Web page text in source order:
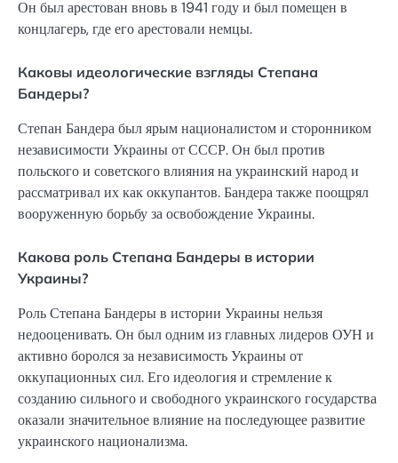
Он был арестован вновь в 1941 году и был помещен в
концлагерь, где его арестовали немцы.
Каковы идеологические взгляды Степана
Бандеры?
Степан Бандера был ярым националистом и сторонником
независимости Украины от СССР. Он был против
польского и советского влияния на украинский народ и
рассматривал их как оккупантов. Бандера также поощрял
вооруженную борьбу за освобождение Украины.
Какова роль Степана Бандеры в истории
Украины?
Роль Степана Бандеры в истории Украины нельзя
недооценивать. Он был одним из главных лидеров ОУН и
активно боролся за независимость Украины от
оккупационных сил. Его идеология и стремление к
созданию сильного и свободного украинского государства
оказали значительное влияние на последующее развитие
украинского национализма.